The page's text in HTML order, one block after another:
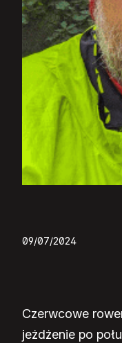
09/07/2024
Czerwcowe
jeżdżenie po